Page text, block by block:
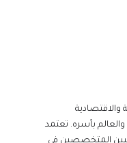
والاقتصادية
والعالم بأسره. تعتمد
المتخصصين في